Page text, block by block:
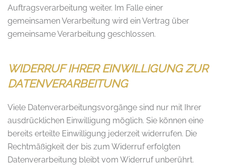
Auftragsverarbeitung weiter. Im Falle einer
gemeinsamen Verarbeitung wird ein Vertrag über
gemeinsame Verarbeitung geschlossen.
WIDERRUF IHRER EINWILLIGUNG ZUR
DATENVERARBEITUNG
Viele Datenverarbeitungsvorgänge sind nur mit Ihrer
ausdrücklichen Einwilligung möglich. Sie können eine
bereits erteilte Einwilligung jederzeit widerrufen. Die
Rechtmäßigkeit der bis zum Widerruf erfolgten
Datenverarbeitung bleibt vom Widerruf unberührt.